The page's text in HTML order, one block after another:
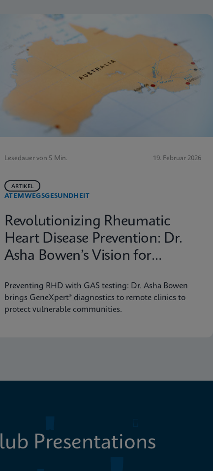
Lesedauer von 5 Min. 19. Februar 2026
ATEMWEGSGESUNDHEIT
ARTIKEL
Revolutionizing Rheumatic
Heart Disease Prevention: Dr.
Asha Bowen’s Vision for
Preventing RHD with GAS testing: Dr. Asha Bowen
brings GeneXpert® diagnostics to remote clinics to
protect vulnerable communities.
Presentations